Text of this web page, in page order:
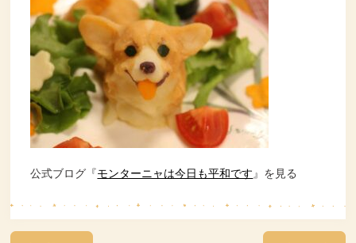
公式ブログ『モンターニャは今日も平和です 』を見る